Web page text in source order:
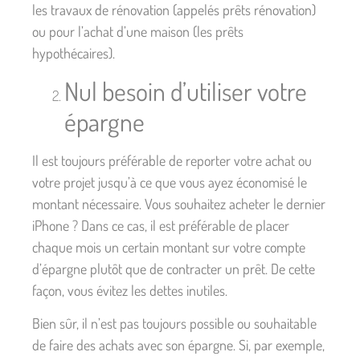
les travaux de rénovation (appelés prêts rénovation)
ou pour l’achat d’une maison (les prêts
hypothécaires).
Nul besoin d’utiliser votre
épargne
Il est toujours préférable de reporter votre achat ou
votre projet jusqu’à ce que vous ayez économisé le
montant nécessaire. Vous souhaitez acheter le dernier
iPhone ? Dans ce cas, il est préférable de placer
chaque mois un certain montant sur votre compte
d’épargne plutôt que de contracter un prêt. De cette
façon, vous évitez les dettes inutiles.
Bien sûr, il n’est pas toujours possible ou souhaitable
de faire des achats avec son épargne. Si, par exemple,